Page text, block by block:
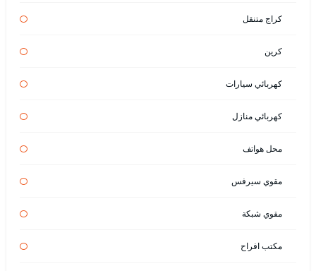
كراج متنقل
كرين
كهربائي سيارات
كهربائي منازل
محل هواتف
مقوي سيرفس
مقوي شبكة
مكتب افراح